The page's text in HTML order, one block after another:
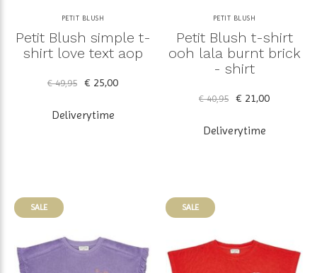
PETIT BLUSH
Petit Blush simple t-
shirt love text aop
€ 49,95 € 25,00
Deliverytime
PETIT BLUSH
Petit Blush t-shirt
ooh lala burnt brick
- shirt
€ 40,95 € 21,00
Deliverytime
SALE SALE